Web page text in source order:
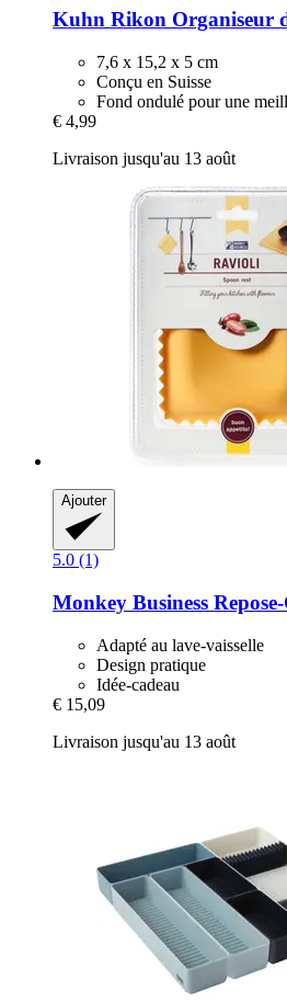
Kuhn Rikon Organiseur
7,6 x 15,2 x 5 cm
Conçu en Suisse
Fond ondulé pour une
€ 4,99
Livraison jusqu'au 13 août
Ajouter
5.0 (1)
Monkey Business
Adapté au lave-vaisselle
Design pratique
Idée-cadeau
€ 15,09
Livraison jusqu'au 13 août